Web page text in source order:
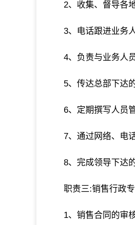
2、收集、督导各
3、电话跟进业务
4、负责与业务人
5、传达总部下达
6、定期撰写人员
7、通过网络、电
8、完成领导下达
职责三:销售行政
1、销售合同的审